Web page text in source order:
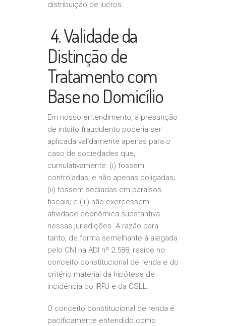
distribuição de lucros.
4. Validade da
Distinção de
Tratamento com
Base no Domicílio
Em nosso entendimento, a presunção
de intuito fraudulento poderia ser
aplicada validamente apenas para o
caso de sociedades que,
cumulativamente: (i) fossem
controladas, e não apenas coligadas;
(ii) fossem sediadas em paraísos
fiscais; e (iii) não exercessem
atividade econômica substantiva
nessas jurisdições. A razão para
tanto, de forma semelhante à alegada
pelo CNI na ADI nº 2.588, reside no
conceito constitucional de renda e do
critério material da hipótese de
incidência do IRPJ e da CSLL.
O conceito constitucional de renda é
pacificamente entendido como